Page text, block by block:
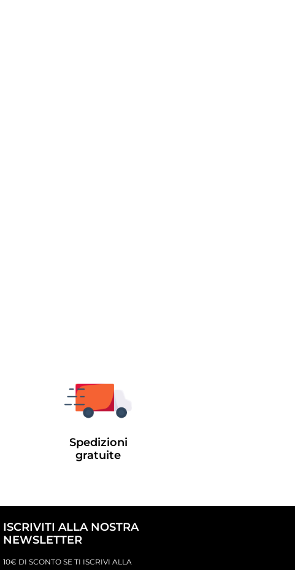
Spedizioni
gratuite
ISCRIVITI ALLA NOSTRA
NEWSLETTER
10€ DI SCONTO SE TI ISCRIVI ALLA